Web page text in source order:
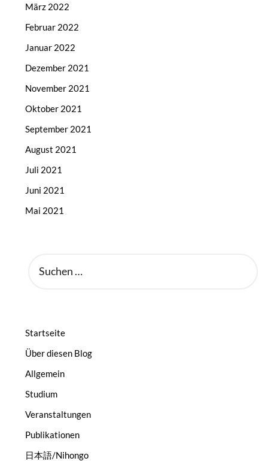
März 2022
Februar 2022
Januar 2022
Dezember 2021
November 2021
Oktober 2021
September 2021
August 2021
Juli 2021
Juni 2021
Mai 2021
NACH:
Startseite
Über diesen Blog
Allgemein
Studium
Veranstaltungen
Publikationen
日本語/Nihongo